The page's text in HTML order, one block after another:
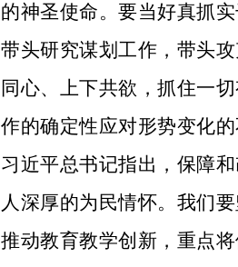
的神圣使命。要当好真抓
带头研究谋划工作，带头
同心、上下共欲，抓住一
作的确定性应对形势变化
习近平总书记指出，保障
人深厚的为民情怀。我们
推动教育教学创新，重点